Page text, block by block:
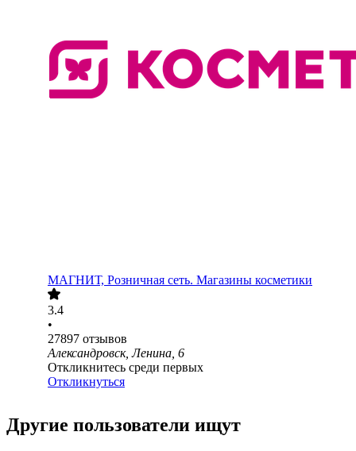
МАГНИТ, Розничная сеть. Магазины косметики
3.4
•
27897 отзывов
Александровск, Ленина, 6
Откликнитесь среди первых
Откликнуться
Другие пользователи ищут